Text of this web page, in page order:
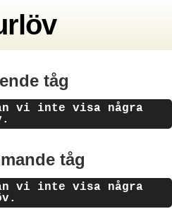
tåg
vi inte visa några
tåg
vi inte visa några